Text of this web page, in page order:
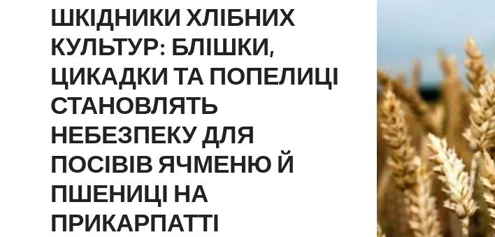
ШКІДНИКИ ХЛІБНИХ
КУЛЬТУР: БЛІШКИ,
ЦИКАДКИ ТА ПОПЕЛИЦІ
СТАНОВЛЯТЬ
НЕБЕЗПЕКУ ДЛЯ
ПОСІВІВ ЯЧМЕНЮ Й
ПШЕНИЦІ НА
ПРИКАРПАТТІ